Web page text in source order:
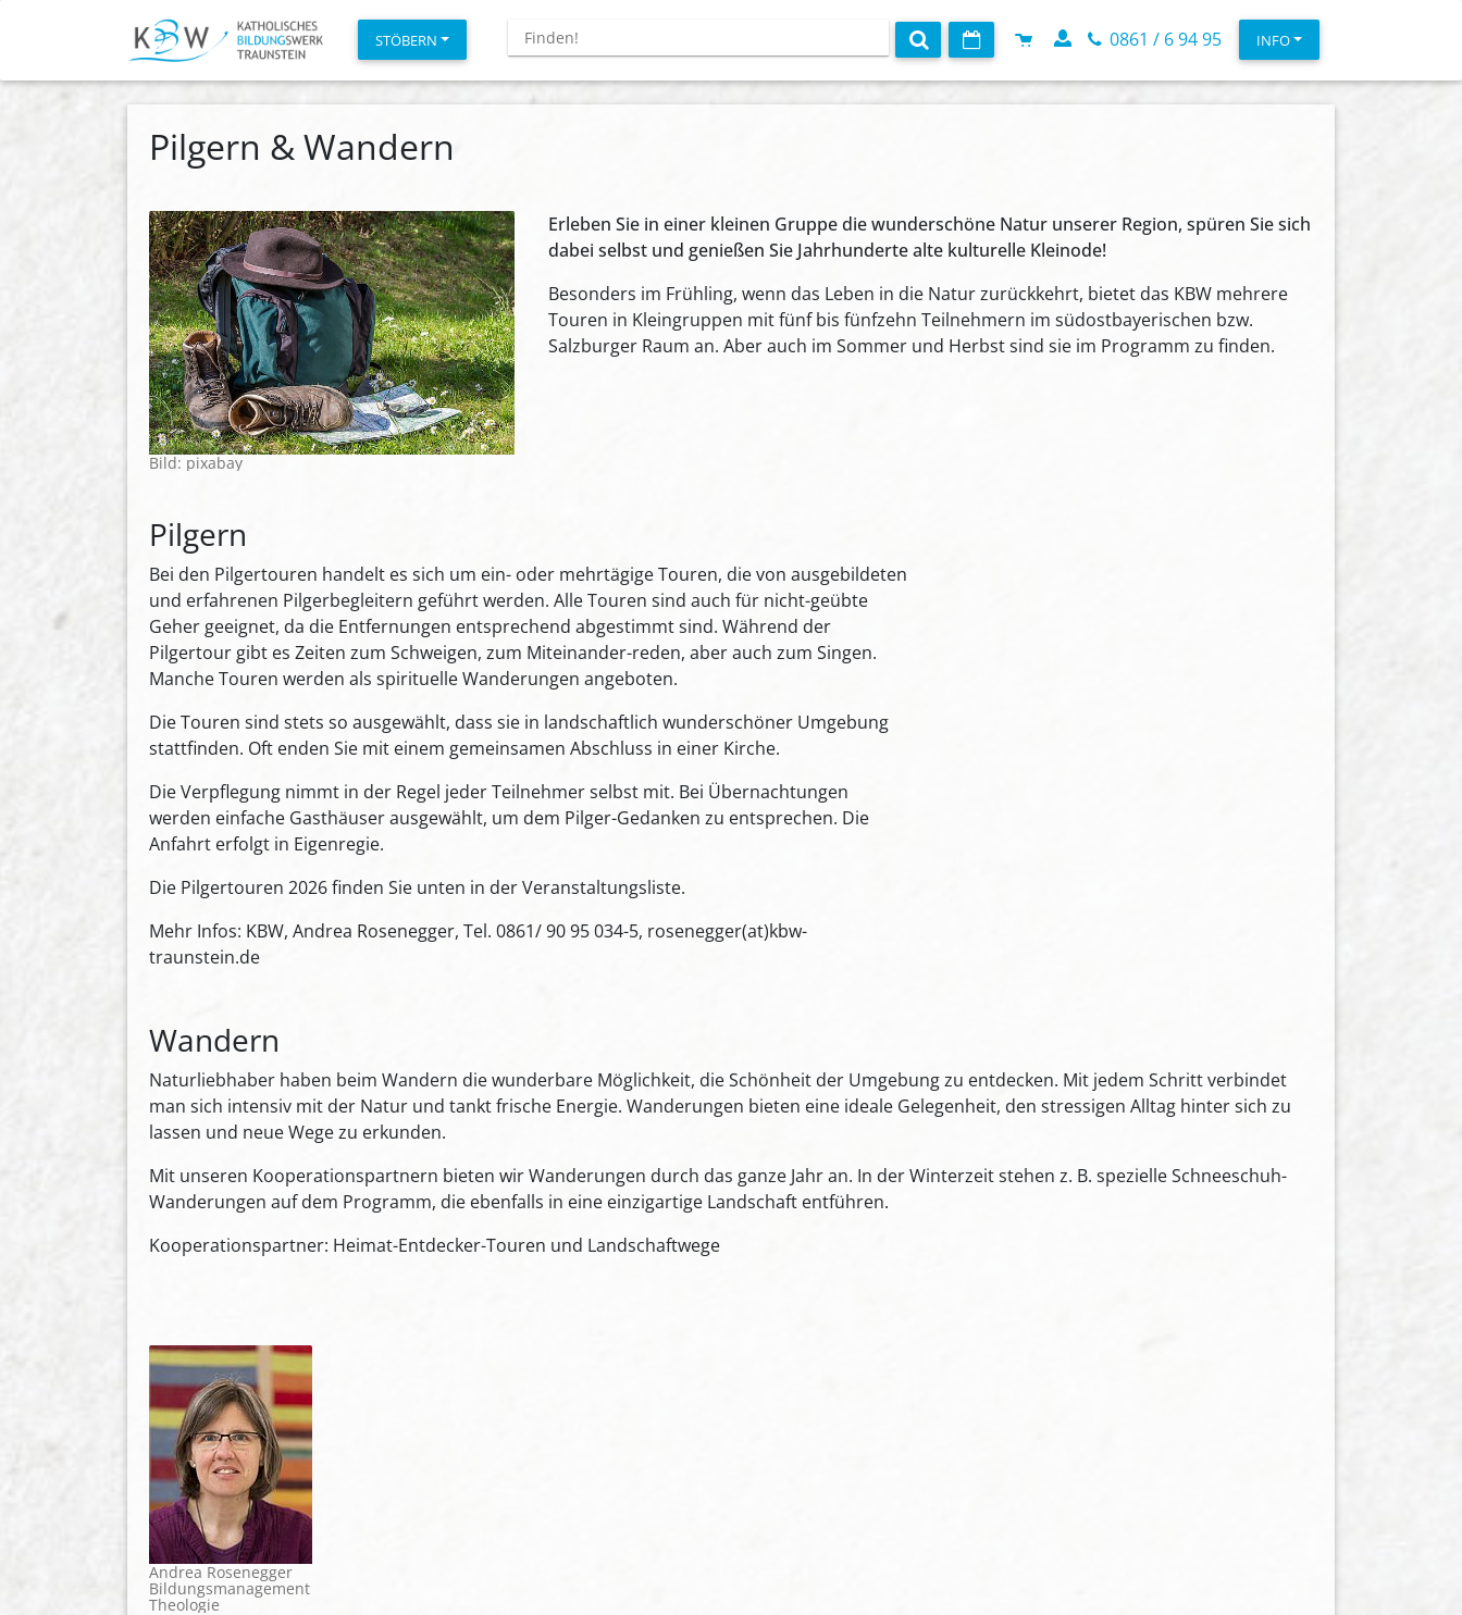
STÖBERN 0861 / 6 94 95 INFO
Pilgern & Wandern
Bild: pixabay
Erleben Sie in einer kleinen Gruppe die wunderschöne Natur unserer Region, spüren Sie sich
dabei selbst und genießen Sie Jahrhunderte alte kulturelle Kleinode!
Besonders im Frühling, wenn das Leben in die Natur zurückkehrt, bietet das KBW mehrere
Touren in Kleingruppen mit fünf bis fünfzehn Teilnehmern im südostbayerischen bzw.
Salzburger Raum an. Aber auch im Sommer und Herbst sind sie im Programm zu finden.
Pilgern
Bei den Pilgertouren handelt es sich um ein- oder mehrtägige Touren, die von ausgebildeten
und erfahrenen Pilgerbegleitern geführt werden. Alle Touren sind auch für nicht-geübte
Geher geeignet, da die Entfernungen entsprechend abgestimmt sind. Während der
Pilgertour gibt es Zeiten zum Schweigen, zum Miteinander-reden, aber auch zum Singen.
Manche Touren werden als spirituelle Wanderungen angeboten.
Die Touren sind stets so ausgewählt, dass sie in landschaftlich wunderschöner Umgebung
stattfinden. Oft enden Sie mit einem gemeinsamen Abschluss in einer Kirche.
Die Verpflegung nimmt in der Regel jeder Teilnehmer selbst mit. Bei Übernachtungen
werden einfache Gasthäuser ausgewählt, um dem Pilger-Gedanken zu entsprechen. Die
Anfahrt erfolgt in Eigenregie.
Die Pilgertouren 2026 finden Sie unten in der Veranstaltungsliste.
Mehr Infos: KBW, Andrea Rosenegger, Tel. 0861/ 90 95 034-5, rosenegger(at)kbw-
traunstein.de
Wandern
Naturliebhaber haben beim Wandern die wunderbare Möglichkeit, die Schönheit der Umgebung zu entdecken. Mit jedem Schritt verbindet
man sich intensiv mit der Natur und tankt frische Energie. Wanderungen bieten eine ideale Gelegenheit, den stressigen Alltag hinter sich zu
lassen und neue Wege zu erkunden.
Mit unseren Kooperationspartnern bieten wir Wanderungen durch das ganze Jahr an. In der Winterzeit stehen z. B. spezielle Schneeschuh-
Wanderungen auf dem Programm, die ebenfalls in eine einzigartige Landschaft entführen.
Kooperationspartner: Heimat-Entdecker-Touren und Landschaftwege
Andrea Rosenegger
Bildungsmanagement
Theologie